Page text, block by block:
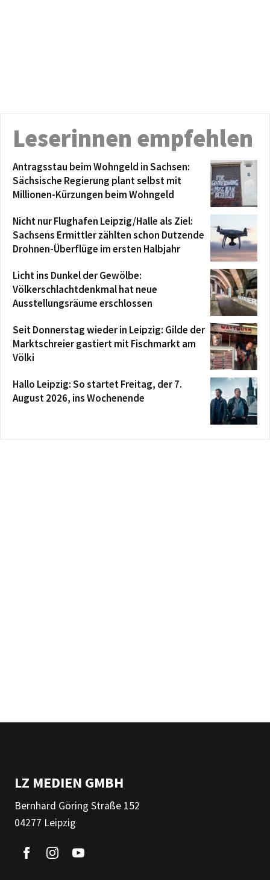
Leserinnen empfehlen
Antragsstau beim Wohngeld in Sachsen:
Sächsische Regierung plant selbst mit
Millionen-Kürzungen beim Wohngeld
Nicht nur Flughafen Leipzig/Halle als Ziel:
Sachsens Ermittler zählten schon Dutzende
Drohnen-Überflüge im ersten Halbjahr
Licht ins Dunkel der Gewölbe:
Völkerschlachtdenkmal hat neue
Ausstellungsräume erschlossen
Seit Donnerstag wieder in Leipzig: Gilde der
Marktschreier gastiert mit Fischmarkt am
Völki
Hallo Leipzig: So startet Freitag, der 7.
August 2026, ins Wochenende
LZ MEDIEN GMBH
Bernhard Göring Straße 152
04277 Leipzig